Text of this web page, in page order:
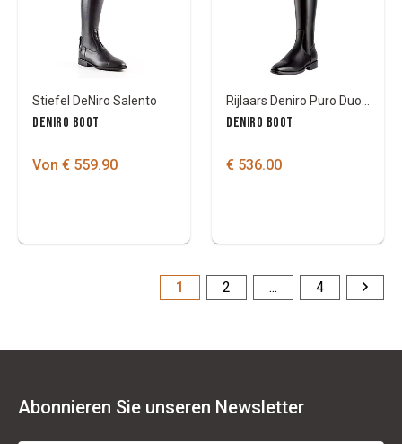
Stiefel DeNiro Salento
DENIRO BOOT
Von € 559.90
DENIRO BOOT
€ 536.00
1 2 ... 4
Abonnieren Sie unseren Newsletter